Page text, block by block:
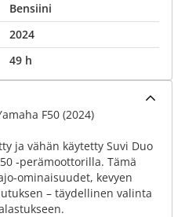
Bensiini
2024
49 h
F50 (2024)
ja vähän käytetty Suvi Duo
‑perämoottorilla. Tämä
ominaisuudet, kevyen
– täydellinen valinta